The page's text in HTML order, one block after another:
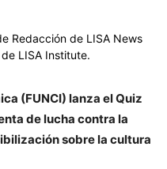
Redacción de LISA News
LISA Institute.
(FUNCI) lanza el Quiz
de lucha contra la
sobre la cultura